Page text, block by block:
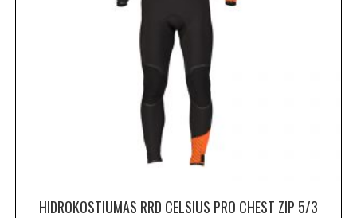
HIDROKOSTIUMAS RRD CELSIUS PRO CHEST ZIP 5/3